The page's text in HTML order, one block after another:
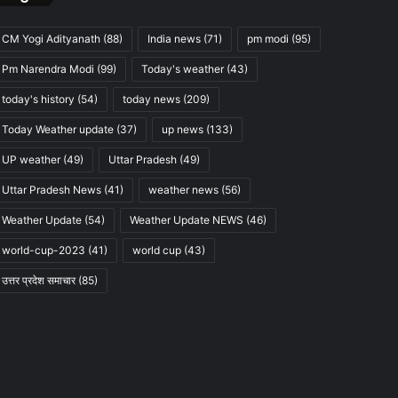
CM Yogi Adityanath(88) India news(71) pm modi (95)
Pm Narendra Modi (99) Today's weather(43)
today's history (54) today news(209)
Today Weather update(37) up news(133)
UP weather(49) Uttar Pradesh(49)
Uttar Pradesh News(41) weather news(56)
Weather Update(54) Weather Update NEWS (46)
world-cup-2023 (41) world cup(43)
उत्तर प्रदेश समाचार(85)